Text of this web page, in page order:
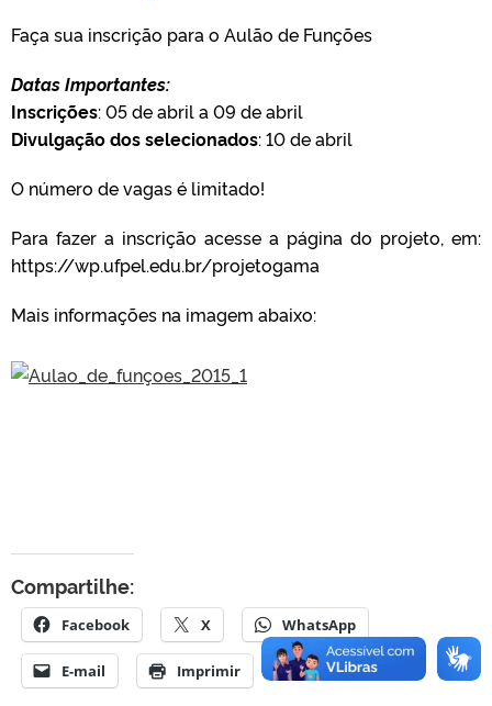
Faça sua inscrição para o Aulão de Funções
Datas Importantes:
Inscrições: 05 de abril a 09 de abril
Divulgação dos selecionados: 10 de abril
O número de vagas é limitado!
Para fazer a inscrição acesse a página do projeto, em:
https://wp.ufpel.edu.br/projetogama
Mais informações na imagem abaixo:
Compartilhe:
Facebook X WhatsApp
E-mail Imprimir